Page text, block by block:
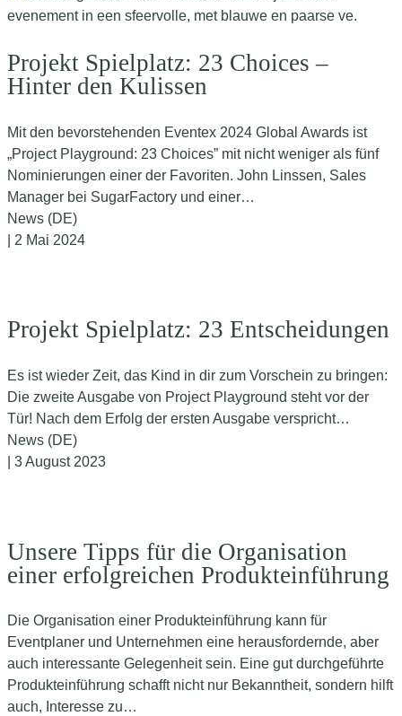
Projekt Spielplatz: 23 Choices –
Hinter den Kulissen
Mit den bevorstehenden Eventex 2024 Global Awards ist
„Project Playground: 23 Choices” mit nicht weniger als fünf
Nominierungen einer der Favoriten. John Linssen, Sales
Manager bei SugarFactory und einer…
News (DE)
| 2 Mai 2024
Projekt Spielplatz: 23 Entscheidungen
Es ist wieder Zeit, das Kind in dir zum Vorschein zu bringen:
Die zweite Ausgabe von Project Playground steht vor der
Tür! Nach dem Erfolg der ersten Ausgabe verspricht…
News (DE)
| 3 August 2023
Unsere Tipps für die Organisation
einer erfolgreichen Produkteinführung
Die Organisation einer Produkteinführung kann für
Eventplaner und Unternehmen eine herausfordernde, aber
auch interessante Gelegenheit sein. Eine gut durchgeführte
Produkteinführung schafft nicht nur Bekanntheit, sondern hilft
auch, Interesse zu…